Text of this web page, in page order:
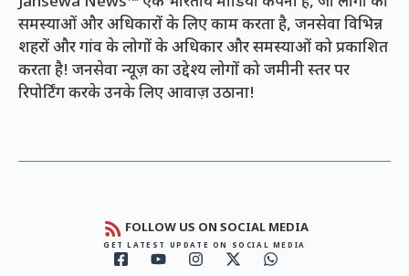
समस्याओं और अधिकारों के लिए काम करता है, जनसेवा विभिन्न
शहरों और गांव के लोगों के अधिकार और समस्याओं को प्रकाशित
करता है! जनसेवा न्यूज़ का उद्देश्य लोगों को जमीनी स्तर पर
रिपोर्टिंग करके उनके लिए आवाज़ उठाना!
FOLLOW US ON SOCIAL MEDIA
GET LATEST UPDATE ON SOCIAL MEDIA